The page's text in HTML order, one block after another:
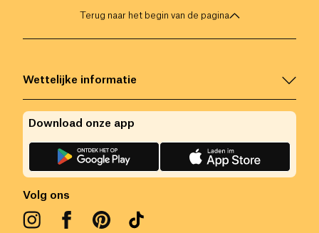
Terug naar het begin van de pagina
Wettelijke informatie
Volg ons
Download onze app